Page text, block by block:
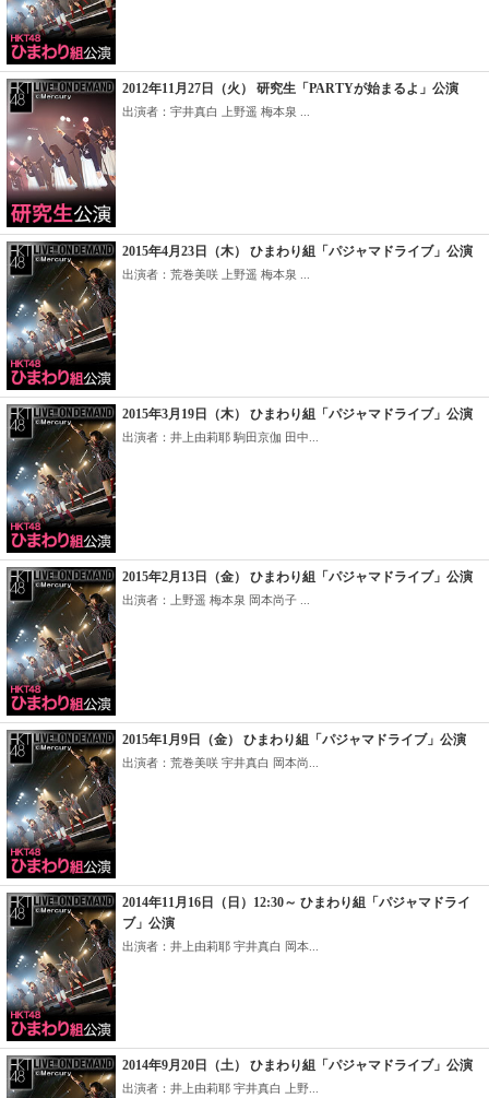
2012年11月27日（火） 研究生「PARTYが始まるよ」公演
出演者：宇井真白 上野遥 梅本泉 ...
2015年4月23日（木） ひまわり組「パジャマドライブ」公演
出演者：荒巻美咲 上野遥 梅本泉 ...
2015年3月19日（木） ひまわり組「パジャマドライブ」公演
出演者：井上由莉耶 駒田京伽 田中...
2015年2月13日（金） ひまわり組「パジャマドライブ」公演
出演者：上野遥 梅本泉 岡本尚子 ...
2015年1月9日（金） ひまわり組「パジャマドライブ」公演
出演者：荒巻美咲 宇井真白 岡本尚...
2014年11月16日（日）12:30～ ひまわり組「パジャマドライ
ブ」公演
出演者：井上由莉耶 宇井真白 岡本...
2014年9月20日（土） ひまわり組「パジャマドライブ」公演
出演者：井上由莉耶 宇井真白 上野...